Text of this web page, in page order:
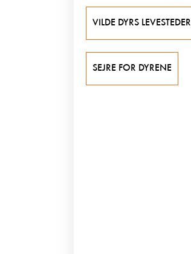
VILDE DYRS LEVESTEDER
SEJRE FOR DYRENE